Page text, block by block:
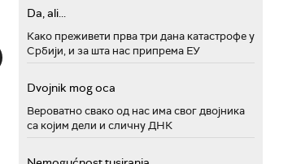
Da, ali...
Како преживети прва три дана катастрофе у
Србији, и за шта нас припрема ЕУ
Dvojnik mog oca
Вероватно свако од нас има свог двојника
са којим дели и сличну ДНК